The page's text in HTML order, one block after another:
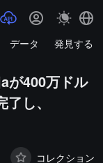
データ 発見する
が400万ドル
し、
コレクション